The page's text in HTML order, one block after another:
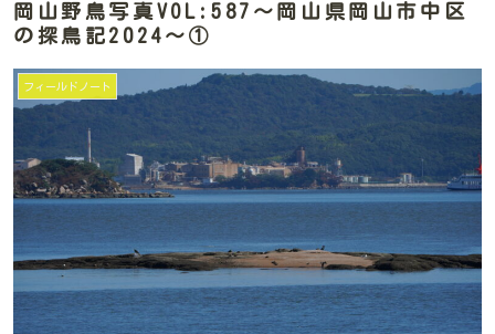
岡山野鳥写真VOL:587～岡山県岡山市中区
の探鳥記2024～①
フィールドノート